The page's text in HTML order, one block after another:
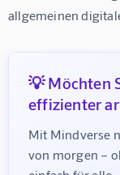
allgemeinen
💡 Möchten
effizienter
Mit Mindverse
von morgen –